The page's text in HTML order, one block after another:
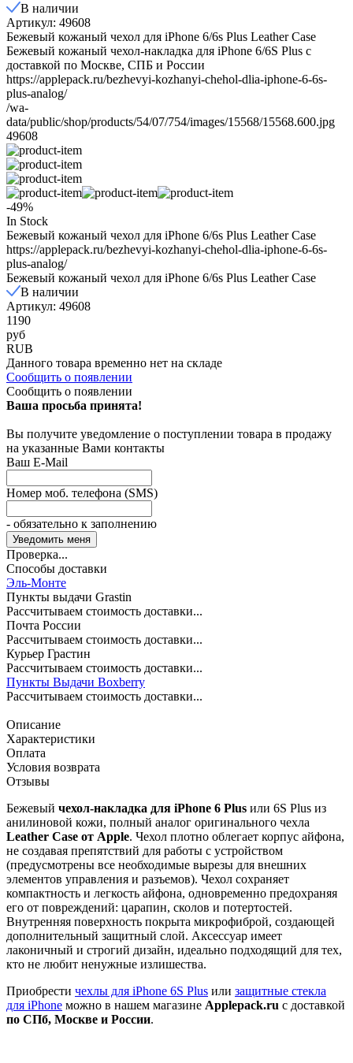
В наличии
Артикул: 49608
Бежевый кожаный чехол для iPhone 6/6s Plus Leather Case
Бежевый кожаный чехол-накладка для iPhone 6/6S Plus с
доставкой по Москве, СПБ и России
https://applepack.ru/bezhevyi-kozhanyi-chehol-dlia-iphone-6-6s-
plus-analog/
/wa-
data/public/shop/products/54/07/754/images/15568/15568.600.jpg
49608
-49%
In Stock
Бежевый кожаный чехол для iPhone 6/6s Plus Leather Case
https://applepack.ru/bezhevyi-kozhanyi-chehol-dlia-iphone-6-6s-
plus-analog/
Бежевый кожаный чехол для iPhone 6/6s Plus Leather Case
В наличии
Артикул: 49608
1190
руб
RUB
Данного товара временно нет на складе
Сообщить о появлении
Сообщить о появлении
Ваша просьба принята!
Вы получите уведомление о поступлении товара в продажу
на указанные Вами контакты
Ваш E-Mail
Номер моб. телефона (SMS)
- обязательно к заполнению
Проверка...
Способы доставки
Эль-Монте
Пункты выдачи Grastin
Рассчитываем стоимость доставки...
Почта России
Рассчитываем стоимость доставки...
Курьер Грастин
Рассчитываем стоимость доставки...
Пункты Выдачи Boxberry
Рассчитываем стоимость доставки...
Описание
Характеристики
Оплата
Условия возврата
Отзывы
Бежевый чехол-накладка для iPhone 6 Plus или 6S Plus из
анилиновой кожи, полный аналог оригинального чехла
Leather Case от Apple. Чехол плотно облегает корпус айфона,
не создавая препятствий для работы с устройством
(предусмотрены все необходимые вырезы для внешних
элементов управления и разъемов). Чехол сохраняет
компактность и легкость айфона, одновременно предохраняя
его от повреждений: царапин, сколов и потертостей.
Внутренняя поверхность покрыта микрофиброй, создающей
дополнительный защитный слой. Аксессуар имеет
лаконичный и строгий дизайн, идеально подходящий для тех,
кто не любит ненужные излишества.
Приобрести чехлы для iPhone 6S Plus или защитные стекла
для iPhone можно в нашем магазине Applepack.ru с доставкой
по СПб, Москве и России.